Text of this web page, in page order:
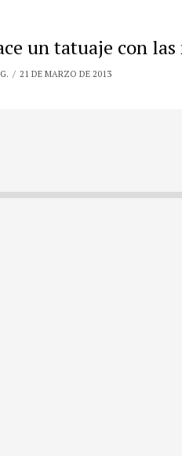
un tatuaje con
21 DE MARZO DE 2013